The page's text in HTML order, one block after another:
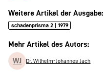
Weitere Artikel der Ausgabe:
schadenprisma 2 | 1979
Mehr Artikel des Autors:
WJ Dr. Wilhelm-Johannes Jach